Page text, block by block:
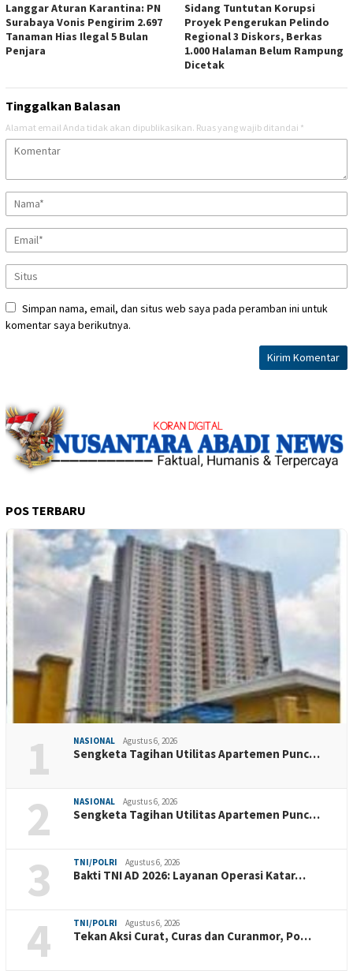
Langgar Aturan Karantina: PN
Surabaya Vonis Pengirim 2.697
Tanaman Hias Ilegal 5 Bulan
Penjara
Sidang Tuntutan Korupsi
Proyek Pengerukan Pelindo
Regional 3 Diskors, Berkas
1.000 Halaman Belum Rampung
Dicetak
Tinggalkan Balasan
Alamat email Anda tidak akan dipublikasikan. Ruas yang wajib ditandai *
Simpan nama, email, dan situs web saya pada peramban ini untuk
komentar saya berikutnya.
POS TERBARU
1 NASIONAL Agustus 6, 2026
Sengketa Tagihan Utilitas Apartemen Punc…
2 NASIONAL Agustus 6, 2026
Sengketa Tagihan Utilitas Apartemen Punc…
3 TNI/POLRI Agustus 6, 2026
Bakti TNI AD 2026: Layanan Operasi Katar…
4 TNI/POLRI Agustus 6, 2026
Tekan Aksi Curat, Curas dan Curanmor, Po…